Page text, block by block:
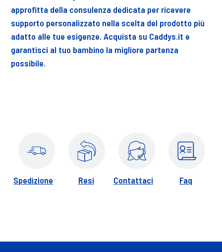
approfitta della consulenza dedicata per ricevere
supporto personalizzato nella scelta del prodotto più
adatto alle tue esigenze. Acquista su Caddys.it e
garantisci al tuo bambino la migliore partenza
possibile.
Spedizione Resi Contattaci Faq